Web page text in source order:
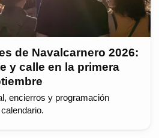
de Navalcarnero 2026:
y calle en la primera
encierros y programación